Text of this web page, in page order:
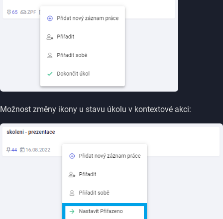
Možnost změny ikony u stavu úkolu v kontextové akci: